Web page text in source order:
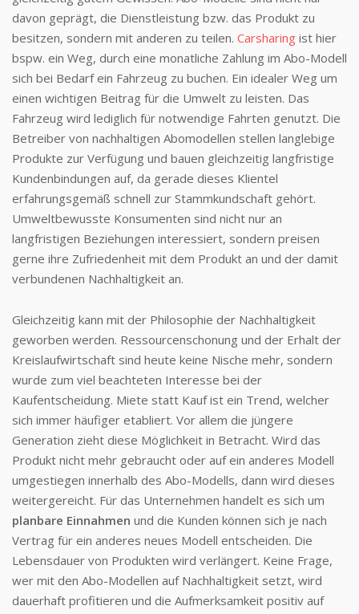
davon geprägt, die Dienstleistung bzw. das Produkt zu
besitzen, sondern mit anderen zu teilen. Carsharing ist hier
bspw. ein Weg, durch eine monatliche Zahlung im Abo-Modell
sich bei Bedarf ein Fahrzeug zu buchen. Ein idealer Weg um
einen wichtigen Beitrag für die Umwelt zu leisten. Das
Fahrzeug wird lediglich für notwendige Fahrten genutzt. Die
Betreiber von nachhaltigen Abomodellen stellen langlebige
Produkte zur Verfügung und bauen gleichzeitig langfristige
Kundenbindungen auf, da gerade dieses Klientel
erfahrungsgemäß schnell zur Stammkundschaft gehört.
Umweltbewusste Konsumenten sind nicht nur an
langfristigen Beziehungen interessiert, sondern preisen
gerne ihre Zufriedenheit mit dem Produkt an und der damit
verbundenen Nachhaltigkeit an.
Gleichzeitig kann mit der Philosophie der Nachhaltigkeit
geworben werden. Ressourcenschonung und der Erhalt der
Kreislaufwirtschaft sind heute keine Nische mehr, sondern
wurde zum viel beachteten Interesse bei der
Kaufentscheidung. Miete statt Kauf ist ein Trend, welcher
sich immer häufiger etabliert. Vor allem die jüngere
Generation zieht diese Möglichkeit in Betracht. Wird das
Produkt nicht mehr gebraucht oder auf ein anderes Modell
umgestiegen innerhalb des Abo-Modells, dann wird dieses
weitergereicht. Für das Unternehmen handelt es sich um
planbare Einnahmen und die Kunden können sich je nach
Vertrag für ein anderes neues Modell entscheiden. Die
Lebensdauer von Produkten wird verlängert. Keine Frage,
wer mit den Abo-Modellen auf Nachhaltigkeit setzt, wird
dauerhaft profitieren und die Aufmerksamkeit positiv auf